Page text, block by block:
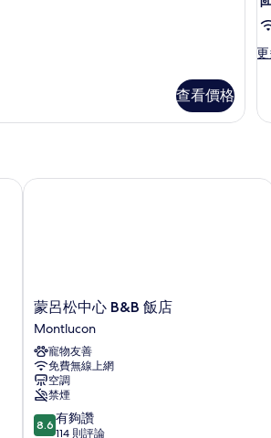
查看價格
更
間
蒙
呂
松
中
心
B&B
飯
店
蒙呂松中心 B&B 飯店
Montlucon
寵物友善
免費無線上網
空調
禁煙
8.6
分，
8.6 有夠讚
114 則評論
蒙呂松中心 B&B 飯店